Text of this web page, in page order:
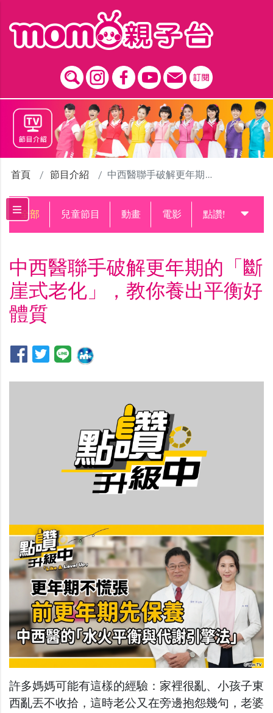
首頁 節目介紹 中西醫聯手破解更年期的「斷崖式老化」，教你養出平衡好體質
全部 兒童節目 動畫 電影 點讚!升級中
中西醫聯手破解更年期的「斷
崖式老化」，教你養出平衡好
體質
許多媽媽可能有這樣的經驗：家裡很亂、小孩子東
西亂丟不收拾，這時老公又在旁邊抱怨幾句，老婆